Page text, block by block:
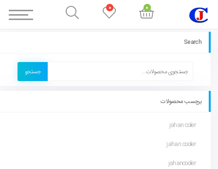
Search
جستجو
برچسب محصولات
jahan coler
jahan cooler
jahancooler
0
0